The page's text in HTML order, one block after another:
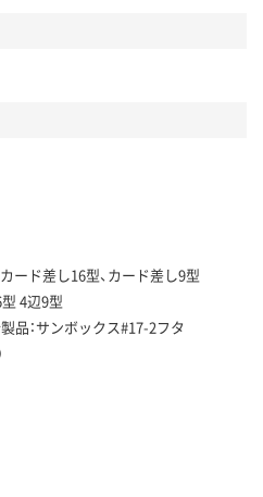
カード差し16型、カード差し9型
4辺9型
品：サンボックス#17-2フタ